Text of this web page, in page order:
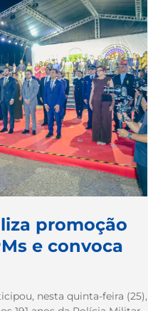
promoção
e convoca
nesta quinta-feira (25),